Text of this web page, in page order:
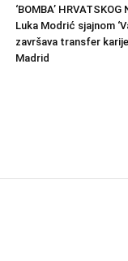
‘BOMBA’ HRVATSKOG
Luka Modrić sjajnom
završava transfer
Madrid